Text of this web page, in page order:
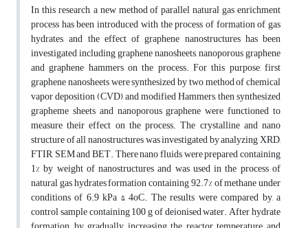
In this research, a new method of parallel natural gas enrichment
process has been introduced with the process of formation of gas
hydrates, and the effect of graphene nanostructures has been
investigated including graphene nanosheets, nanoporous graphene
and graphene hammers on the process. For this purpose, first
graphene nanosheets were synthesized by two method of chemical
vapor deposition (CVD) and modified Hammers, then synthesized
grapheme sheets and nanoporous graphene were functioned to
measure their effect on the process. The crystalline and nano
structure of all nanostructures was investigated by analyzing XRD,
FTIR, SEM and BET. There nano fluids were prepared containing
1% by weight of nanostructures and was used in the process of
natural gas hydrates formation containing 92.7% of methane under
conditions of 6.9 kPa & 4oC. The results were compared by, a
control sample containing 100 g of deionised water. After hydrate